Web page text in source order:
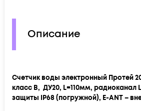
Описание
Счетчик воды электронный Протей
класс В, ДУ20, L=110мм, радиоканал
защиты IP68 (погружной), E-ANT –